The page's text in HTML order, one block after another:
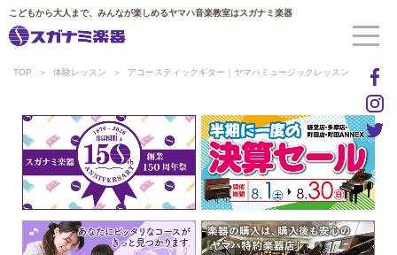
こどもから大人まで、みんなが楽しめるヤマハ音楽教室はスガナミ楽器
TOP 体験レッスン アコースティックギター｜ヤマハミュージックレッスン